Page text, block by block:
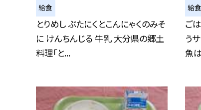
給食
とりめし ぶたにくとこんにゃくのみそ
に けんちんじる 牛乳 大分県の郷土
料理「と...
給食
ご
う
魚